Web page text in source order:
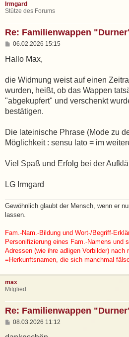
Irmgard
Stütze des Forums
Re: Familienwappen
B
i
a
06.02.2026 15:15
Hallo Max,
die Widmung weist auf einen
wurden, heißt, ob das Wappen
"abgekupfert" und verschenkt
bestätigen.
Die lateinische Phrase (Mode zu
Möglichkeit : sensu lato = im
Viel Spaß und Erfolg bei der
LG Irmgard
Gewöhnlich glaubt der Mensch, wenn er
lassen.
Fam.-Nam.-Bildung und Wort-/Begriff-
Personifizierung eines Fam.-Namens und
Adressen (wie ihre adligen Vorbilder)
=Herkunftsnamen, die sich manchmal
max
Mitglied
Re: Familienwappen
B08.03.2026 11:12